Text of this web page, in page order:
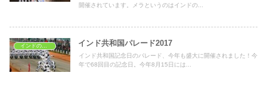
開催されています。メラというのはインドの...
インドのイベント インド共和国パレード2017
インド共和国記念日のパレード、今年も盛大に開催されました！今
年で68回目の記念日。今年8月15日には...